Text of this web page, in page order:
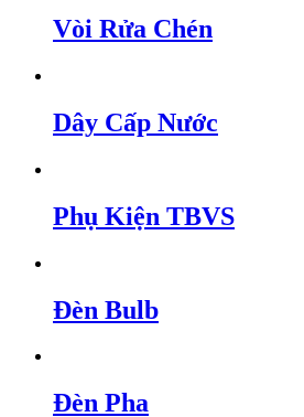
Vòi Rửa Chén
Dây Cấp Nước
Phụ Kiện TBVS
Đèn Bulb
Đèn Pha